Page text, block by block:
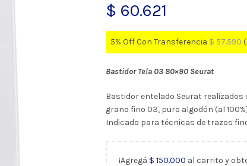
$ 60.621
5% Off Con Transferencia $ 57.590 (
Bastidor Tela 03 80×90 Seurat
Bastidor entelado Seurat
grano fino 03, puro algodón (al
Indicado para técnicas de trazos
¡Agregá $ 150.000 al carrito y